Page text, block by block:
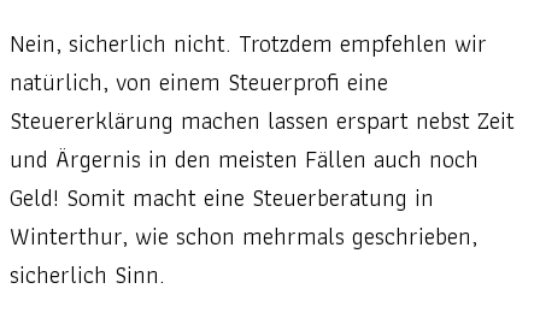
Nein, sicherlich nicht. Trotzdem empfehlen wir
natürlich, von einem Steuerprofi eine
Steuererklärung machen lassen erspart nebst Zeit
und Ärgernis in den meisten Fällen auch noch
Geld! Somit macht eine Steuerberatung in
Winterthur, wie schon mehrmals geschrieben,
sicherlich Sinn.